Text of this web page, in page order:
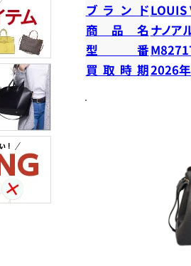
ブランドLOUIS
商品名 ナノア
型番
買取時期2026